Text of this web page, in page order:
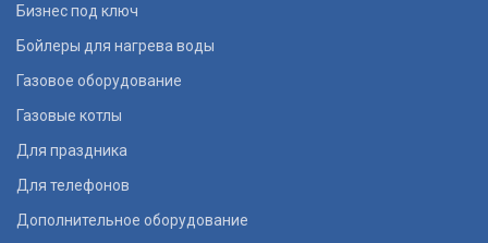
Бизнес под ключ
Бойлеры для нагрева воды
Газовое оборудование
Газовые котлы
Для праздника
Для телефонов
Дополнительное оборудование